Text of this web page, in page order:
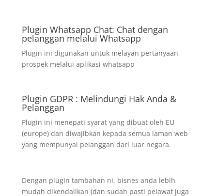
Plugin Whatsapp Chat: Chat dengan
pelanggan melalui Whatsapp
Plugin ini digunakan untuk melayan pertanyaan
prospek melalui aplikasi whatsapp
Plugin GDPR : Melindungi Hak Anda &
Pelanggan
Plugin ini menepati syarat yang dibuat oleh EU
(europe) dan diwajibkan kepada semua laman web
yang mempunyai pelanggan dari luar negara.
Dengan plugin tambahan ni, bisnes anda lebih
mudah dikendalikan (dan sudah pasti pelawat juga